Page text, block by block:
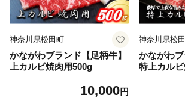
神奈川県松田町
かながわブランド【足柄牛】
上カルビ焼肉用500g
10,000円
神奈川県松
かながわブ
特上カル